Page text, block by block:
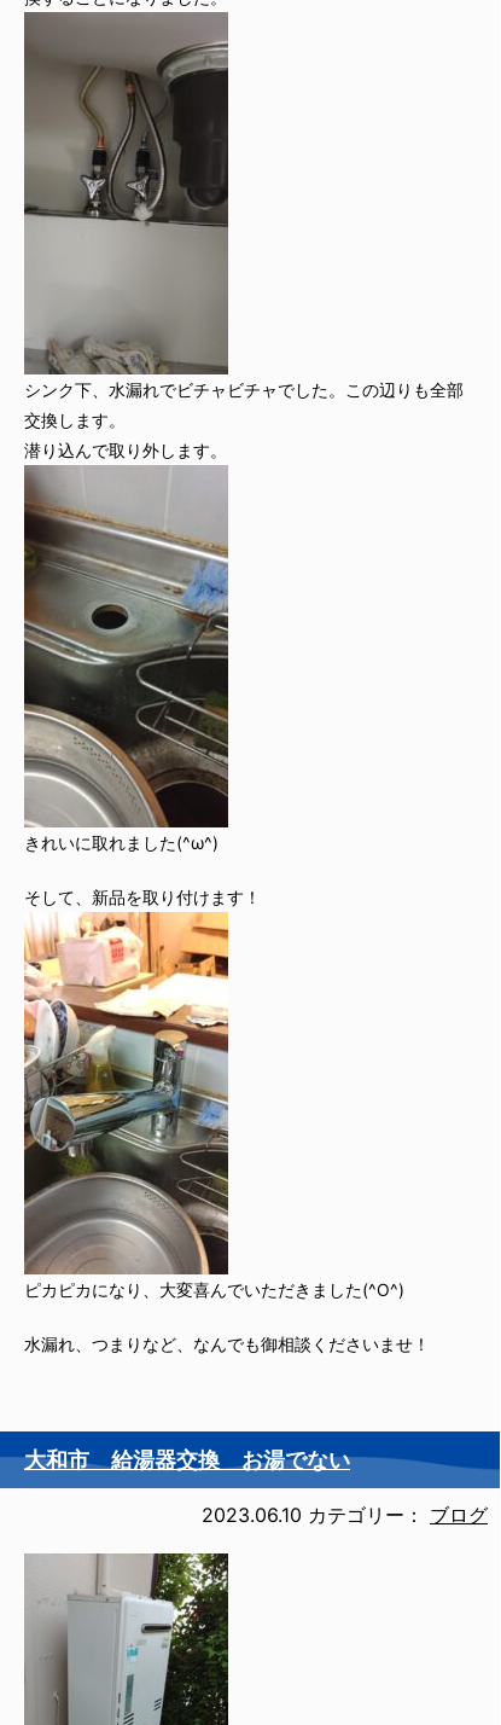
シンク下、水漏れでビチャビチャでした。この辺りも全部
交換します。
潜り込んで取り外します。
きれいに取れました(^ω^)
そして、新品を取り付けます！
ピカピカになり、大変喜んでいただきました(^O^)
水漏れ、つまりなど、なんでも御相談くださいませ！
大和市 給湯器交換 お湯でない
2023.06.10 カテゴリー： ブログ